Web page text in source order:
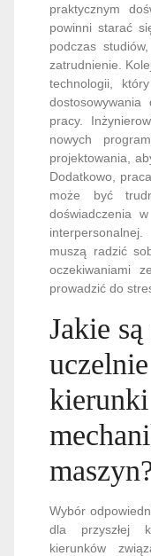
praktycznym
powinni starać
podczas
zatrudnienie.
technologii,
pracy.
nowych
projektowania,
Dodatkowo,
może być
doświadczenia
muszą radzić
oczekiwaniami
prowadzić do
Jakie
Wybór
dla przyszłej
kierunków